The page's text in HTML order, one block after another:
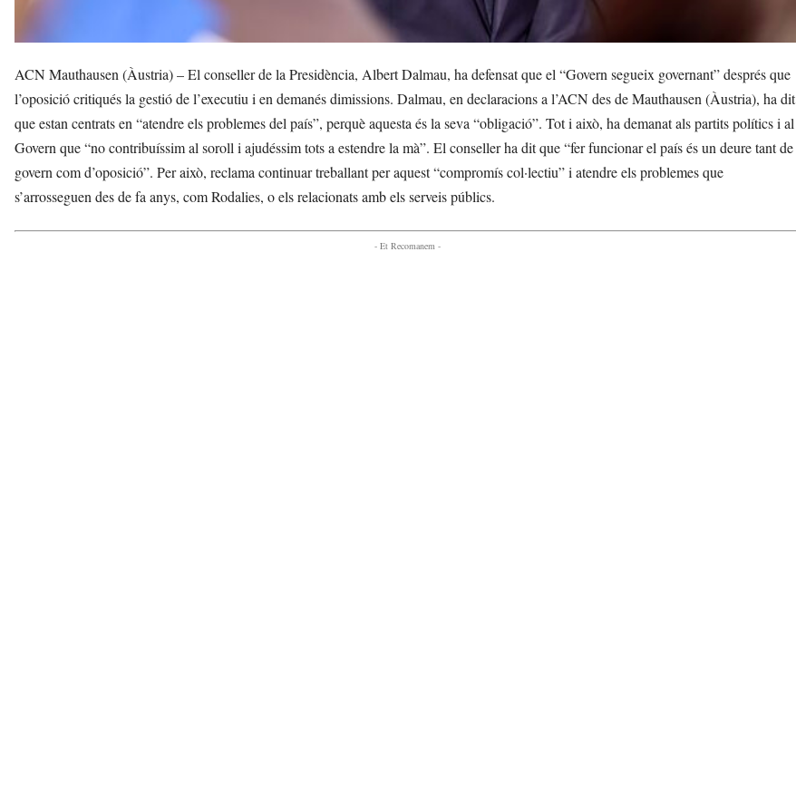
ACN Mauthausen (Àustria) – El conseller de la Presidència, Albert Dalmau, ha defensat que el “Govern segueix governant” després que
l’oposició critiqués la gestió de l’executiu i en demanés dimissions. Dalmau, en declaracions a l’ACN des de Mauthausen (Àustria), ha dit
que estan centrats en “atendre els problemes del país”, perquè aquesta és la seva “obligació”. Tot i això, ha demanat als partits polítics i al
Govern que “no contribuíssim al soroll i ajudéssim tots a estendre la mà”. El conseller ha dit que “fer funcionar el país és un deure tant de
govern com d’oposició”. Per això, reclama continuar treballant per aquest “compromís col·lectiu” i atendre els problemes que
s’arrosseguen des de fa anys, com Rodalies, o els relacionats amb els serveis públics.
- Et Recomanem -